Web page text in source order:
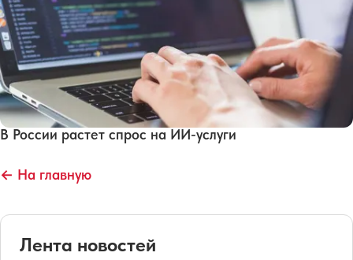
В России растет спрос на ИИ-услуги
← На главную
Лента новостей